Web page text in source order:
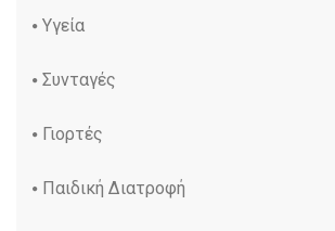
Υγεία
Συνταγές
Γιορτές
Παιδική Διατροφή